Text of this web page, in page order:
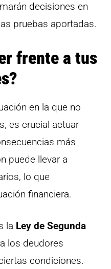
decisiones en
pruebas aportadas.
frente a tus
en la que no
es crucial actuar
más
puede llevar a
lo que
financiera.
la Ley de Segunda
los deudores
condiciones.